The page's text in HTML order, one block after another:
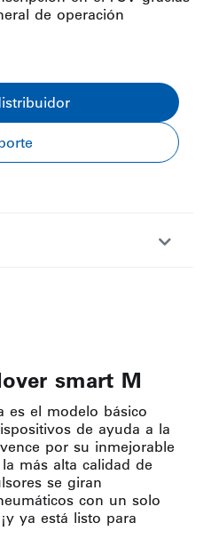
de operación
smart M
es el modelo básico
de ayuda a la
por su inmejorable
más alta calidad de
se giran
con un solo
ya está listo para